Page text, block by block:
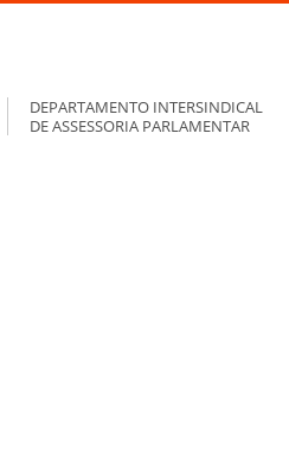
DEPARTAMENTO INTERSINDICAL
DE ASSESSORIA PARLAMENTAR